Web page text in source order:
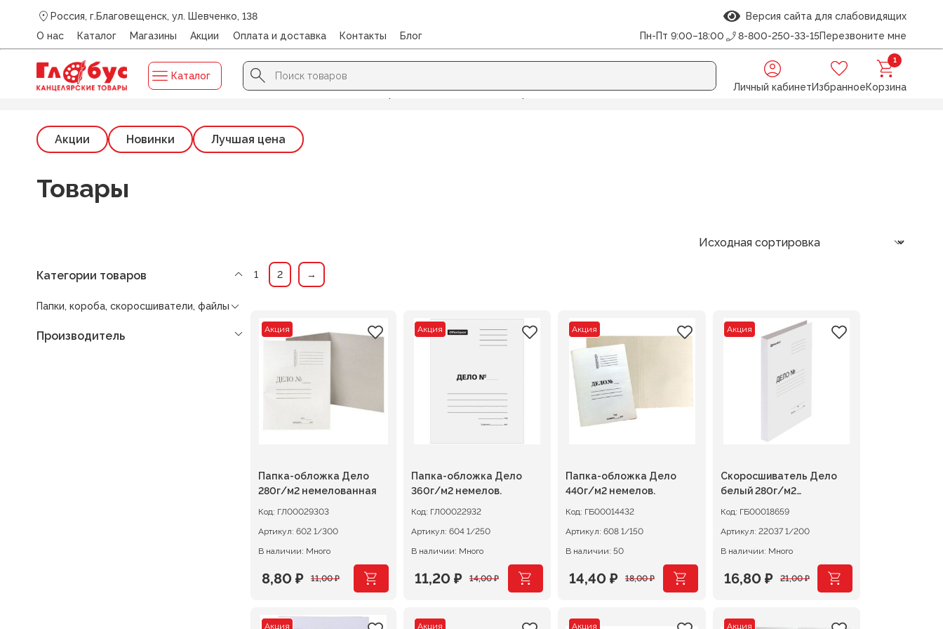
Россия, г.Благовещенск, ул. Шевченко, 138
Версия сайта для слабовидящих
О нас
Каталог Магазины Акции Оплата и доставка Контакты Блог Пн-Пт 9:00–18:00 8-800-250-33-15Перезвоните мне
Каталог
Search
for:
Search Button
Личный кабинетИзбранное
1
Корзина
Главная /Каталог/ ПАПКИ, КОРОБА, СКОРОСШИВАТЕЛИ, ФАЙЛЫ/Скоросшиватели и обложки картонные Дело
Акции Новинки Лучшая цена
Товары
Категории товаров
Папки, короба, скоросшиватели, файлы
Производитель
1 2 →
Акция
Папка-обложка Дело
280г/м2 немелованная
Код: ГЛ00029303
Артикул:
602 1/300
В наличии: Много
11,00₽
Первоначальная
8,80 ₽
Текущая
Акция
Папка-обложка Дело
360г/м2 немелов.
Код: ГЛ00022932
Артикул:
604 1/250
В наличии: Много
14,00₽
Первоначальная
11,20 ₽
Текущая
Акция
Папка-обложка Дело
440г/м2 немелов.
Код: ГБ00014432
Артикул:
608 1/150
В наличии: 50
18,00₽
Первоначальная
14,40 ₽
Текущая
Акция
Скоросшиватель Дело
белый 280г/м2
Код: ГБ00018659
Артикул:
22037 1/200
В наличии: Много
21,00₽
Первоначальная
16,80 ₽
Текущая
Акция Акция Акция Акция